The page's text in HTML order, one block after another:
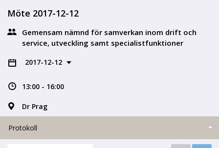
Möte 2017-12-12
Gemensam nämnd för samverkan inom drift och
service, utveckling samt specialistfunktioner
2017-12-12
13:00 - 16:00
Dr Prag
Protokoll